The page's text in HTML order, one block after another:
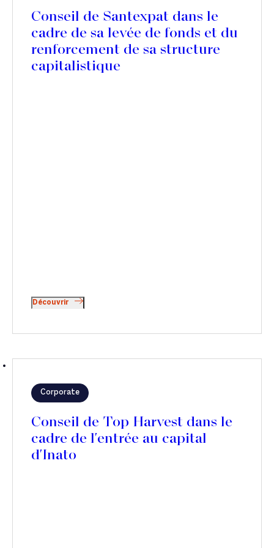
Conseil de Santexpat dans le
cadre de sa levée de fonds et du
renforcement de sa structure
capitalistique
Découvrir
Corporate
Conseil de Top Harvest dans le
cadre de l'entrée au capital
d'Inato